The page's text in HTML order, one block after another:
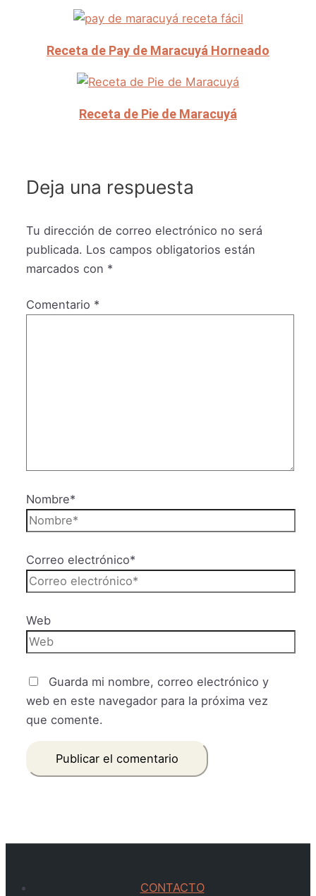
Receta de Pay de Maracuyá Horneado
Receta de Pie de Maracuyá
Deja una respuesta
Tu dirección de correo electrónico no será
publicada. Los campos obligatorios están
marcados con *
Comentario *
Nombre*
Correo electrónico*
Web
Guarda mi nombre, correo electrónico y
web en este navegador para la próxima vez
que comente.
CONTACTO